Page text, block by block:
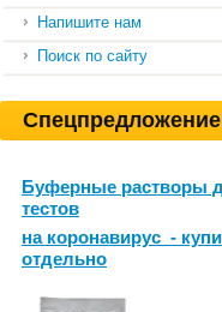
Напишите нам
Поиск по сайту
Буферные растворы
тестов
на коронавирус -
отдельно